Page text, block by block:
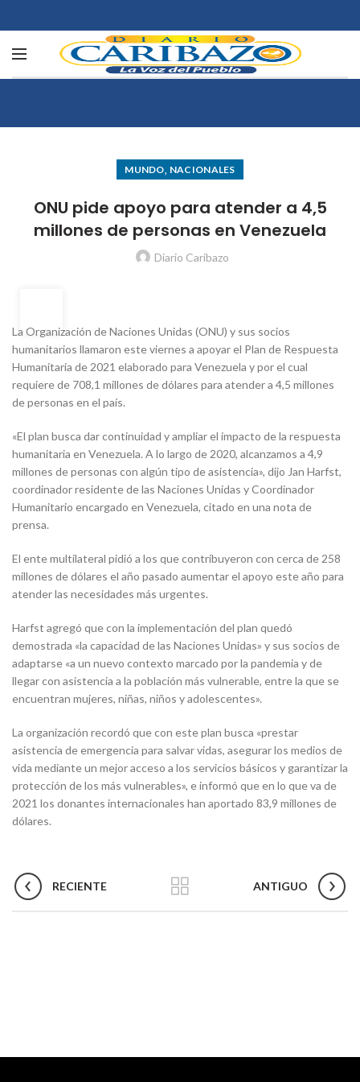
MUNDO, NACIONALES
ONU pide apoyo para atender a 4,5
millones de personas en Venezuela
Diario Caribazo
La Organización de Naciones Unidas (ONU) y sus socios
humanitarios llamaron este viernes a apoyar el Plan de Respuesta
Humanitaria de 2021 elaborado para Venezuela y por el cual
requiere de 708,1 millones de dólares para atender a 4,5 millones
de personas en el país.
«El plan busca dar continuidad y ampliar el impacto de la respuesta
humanitaria en Venezuela. A lo largo de 2020, alcanzamos a 4,9
millones de personas con algún tipo de asistencia», dijo Jan Harfst,
coordinador residente de las Naciones Unidas y Coordinador
Humanitario encargado en Venezuela, citado en una nota de
prensa.
El ente multilateral pidió a los que contribuyeron con cerca de 258
millones de dólares el año pasado aumentar el apoyo este año para
atender las necesidades más urgentes.
Harfst agregó que con la implementación del plan quedó
demostrada «la capacidad de las Naciones Unidas» y sus socios de
adaptarse «a un nuevo contexto marcado por la pandemia y de
llegar con asistencia a la población más vulnerable, entre la que se
encuentran mujeres, niñas, niños y adolescentes».
La organización recordó que con este plan busca «prestar
asistencia de emergencia para salvar vidas, asegurar los medios de
vida mediante un mejor acceso a los servicios básicos y garantizar la
protección de los más vulnerables», e informó que en lo que va de
2021 los donantes internacionales han aportado 83,9 millones de
dólares.
RECIENTE ANTIGUO